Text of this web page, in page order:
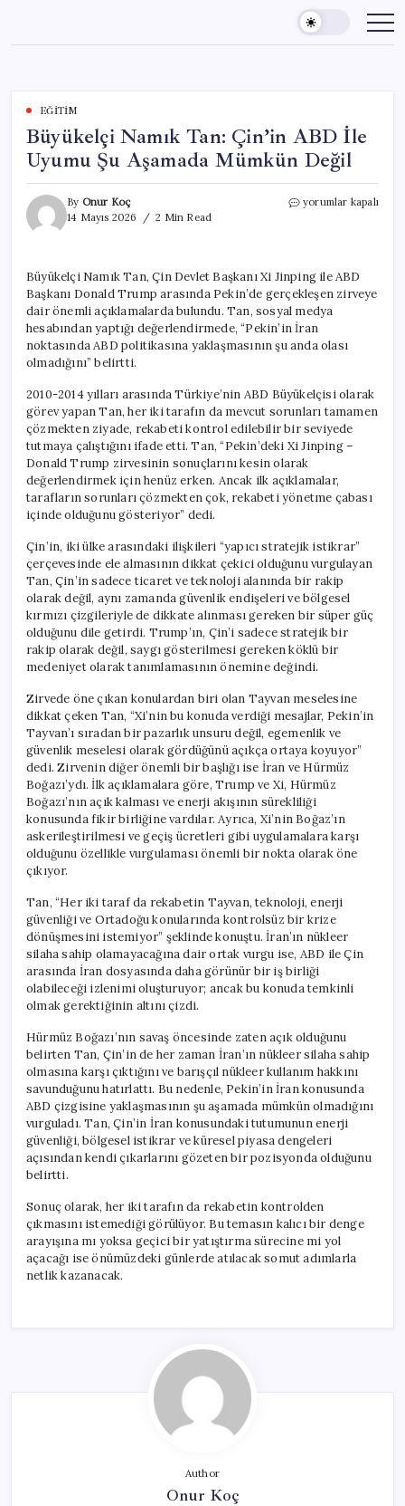
content
EĞITIM
Büyükelçi Namık Tan: Çin’in ABD İle
Uyumu Şu Aşamada Mümkün Değil
By Onur Koç
14 Mayıs 2026
2 Min Read
Büyükelçi
İle
Uyumu
Şu
Aşamada
Mümkün
yorumlar kapalı
Büyükelçi Namık Tan, Çin Devlet Başkanı Xi Jinping ile ABD
Başkanı Donald Trump arasında Pekin’de gerçekleşen zirveye
dair önemli açıklamalarda bulundu. Tan, sosyal medya
hesabından yaptığı değerlendirmede, “Pekin’in İran
noktasında ABD politikasına yaklaşmasının şu anda olası
olmadığını” belirtti.
2010-2014 yılları arasında Türkiye’nin ABD Büyükelçisi olarak
görev yapan Tan, her iki tarafın da mevcut sorunları tamamen
çözmekten ziyade, rekabeti kontrol edilebilir bir seviyede
tutmaya çalıştığını ifade etti. Tan, “Pekin’deki Xi Jinping –
Donald Trump zirvesinin sonuçlarını kesin olarak
değerlendirmek için henüz erken. Ancak ilk açıklamalar,
tarafların sorunları çözmekten çok, rekabeti yönetme çabası
içinde olduğunu gösteriyor” dedi.
Çin’in, iki ülke arasındaki ilişkileri “yapıcı stratejik istikrar”
çerçevesinde ele almasının dikkat çekici olduğunu vurgulayan
Tan, Çin’in sadece ticaret ve teknoloji alanında bir rakip
olarak değil, aynı zamanda güvenlik endişeleri ve bölgesel
kırmızı çizgileriyle de dikkate alınması gereken bir süper güç
olduğunu dile getirdi. Trump’ın, Çin’i sadece stratejik bir
rakip olarak değil, saygı gösterilmesi gereken köklü bir
medeniyet olarak tanımlamasının önemine değindi.
Zirvede öne çıkan konulardan biri olan Tayvan meselesine
dikkat çeken Tan, “Xi’nin bu konuda verdiği mesajlar, Pekin’in
Tayvan’ı sıradan bir pazarlık unsuru değil, egemenlik ve
güvenlik meselesi olarak gördüğünü açıkça ortaya koyuyor”
dedi. Zirvenin diğer önemli bir başlığı ise İran ve Hürmüz
Boğazı’ydı. İlk açıklamalara göre, Trump ve Xi, Hürmüz
Boğazı’nın açık kalması ve enerji akışının sürekliliği
konusunda fikir birliğine vardılar. Ayrıca, Xi’nin Boğaz’ın
askerileştirilmesi ve geçiş ücretleri gibi uygulamalara karşı
olduğunu özellikle vurgulaması önemli bir nokta olarak öne
çıkıyor.
Tan, “Her iki taraf da rekabetin Tayvan, teknoloji, enerji
güvenliği ve Ortadoğu konularında kontrolsüz bir krize
dönüşmesini istemiyor” şeklinde konuştu. İran’ın nükleer
silaha sahip olamayacağına dair ortak vurgu ise, ABD ile Çin
arasında İran dosyasında daha görünür bir iş birliği
olabileceği izlenimi oluşturuyor; ancak bu konuda temkinli
olmak gerektiğinin altını çizdi.
Hürmüz Boğazı’nın savaş öncesinde zaten açık olduğunu
belirten Tan, Çin’in de her zaman İran’ın nükleer silaha sahip
olmasına karşı çıktığını ve barışçıl nükleer kullanım hakkını
savunduğunu hatırlattı. Bu nedenle, Pekin’in İran konusunda
ABD çizgisine yaklaşmasının şu aşamada mümkün olmadığını
vurguladı. Tan, Çin’in İran konusundaki tutumunun enerji
güvenliği, bölgesel istikrar ve küresel piyasa dengeleri
açısından kendi çıkarlarını gözeten bir pozisyonda olduğunu
belirtti.
Sonuç olarak, her iki tarafın da rekabetin kontrolden
çıkmasını istemediği görülüyor. Bu temasın kalıcı bir denge
arayışına mı yoksa geçici bir yatıştırma sürecine mi yol
açacağı ise önümüzdeki günlerde atılacak somut adımlarla
netlik kazanacak.
Author
Onur Koç